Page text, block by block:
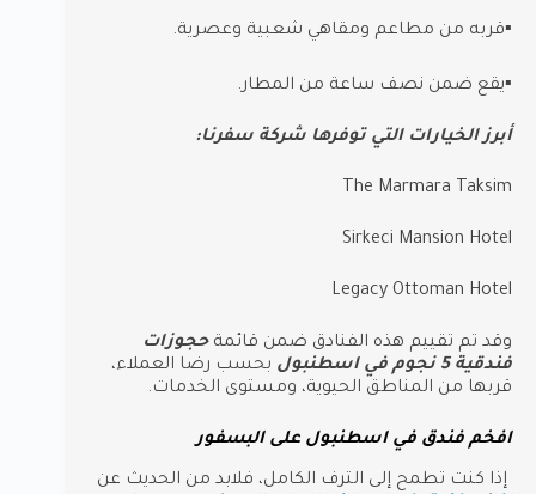
▪︎قربه من مطاعم ومقاهي شعبية وعصرية.
▪︎يقع ضمن نصف ساعة من المطار.
أبرز الخيارات التي توفرها شركة سفرنا:
The Marmara Taksim
Sirkeci Mansion Hotel
Legacy Ottoman Hotel
وقد تم تقييم هذه الفنادق ضمن قائمةحجوزات
فندقية 5 نجوم في اسطنبول
بحسب رضا العملاء،
قربها من المناطق الحيوية، ومستوى الخدمات.
افخم فندق في اسطنبول على البسفور
إذا كنت تطمح إلى الترف الكامل، فلابد من الحديث عن